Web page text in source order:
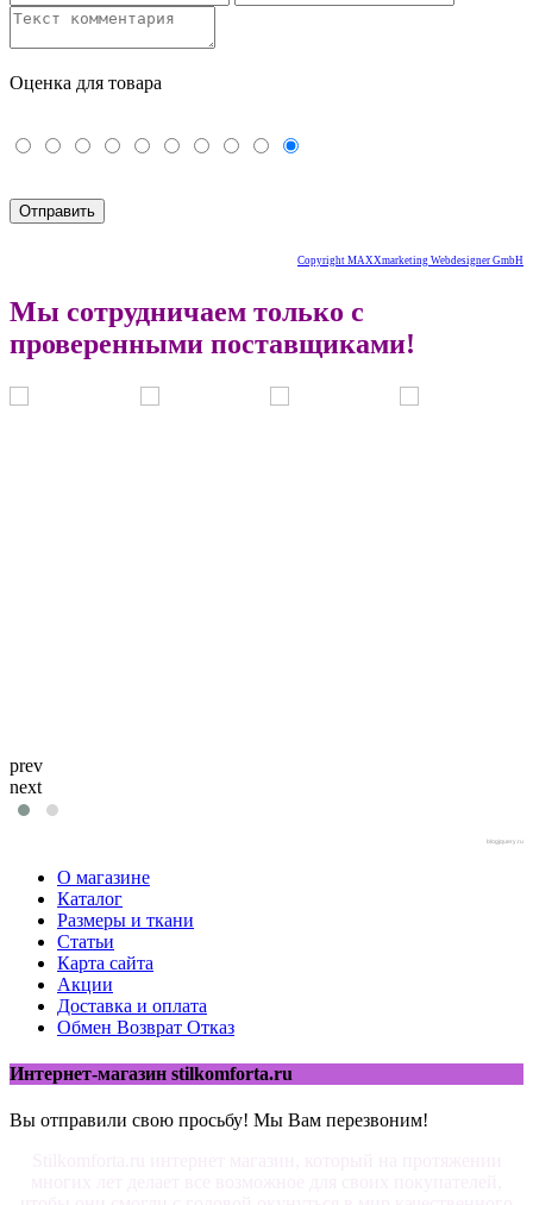
Оценка для товара
Copyright MAXXmarketing Webdesigner GmbH
Мы сотрудничаем только с
проверенными поставщиками!
prev
next
blogjquery.ru
О магазине
Каталог
Размеры и ткани
Статьи
Карта сайта
Акции
Доставка и оплата
Обмен Возврат Отказ
Интернет-магазин stilkomforta.ru
Вы отправили свою просьбу! Мы Вам перезвоним!